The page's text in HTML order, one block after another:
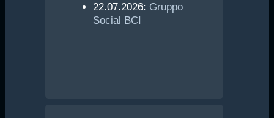
22.07.2026: Gruppo
Social BCI